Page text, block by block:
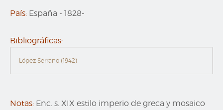
País: España - 1828-
Bibliográficas:
López Serrano (1942)
Notas: Enc. s. XIX estilo imperio de greca y mosaico